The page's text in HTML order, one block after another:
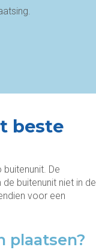
beste
De
buitenunit niet in de
voor een
plaatsen?